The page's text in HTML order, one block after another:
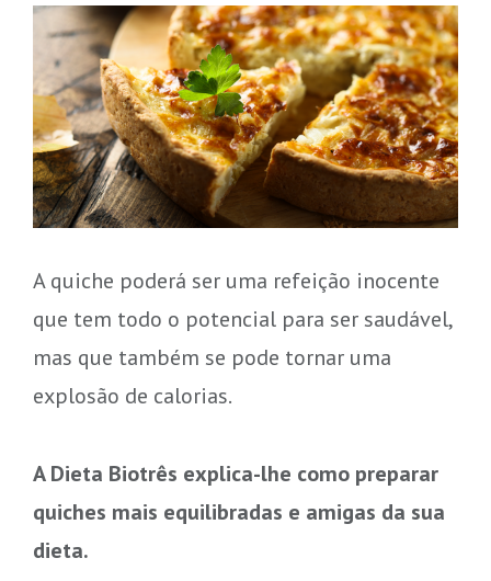
A quiche poderá ser uma refeição inocente
que tem todo o potencial para ser saudável,
mas que também se pode tornar uma
explosão de calorias.
A Dieta Biotrês explica-lhe como preparar
quiches mais equilibradas e amigas da sua
dieta.